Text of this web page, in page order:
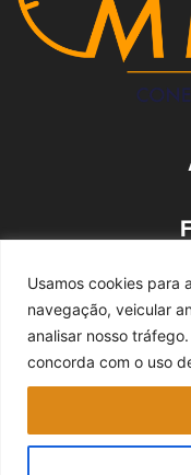
Usamos cookies para
navegação, veicular
analisar nosso tráfego.
concorda com o uso
Quem somos